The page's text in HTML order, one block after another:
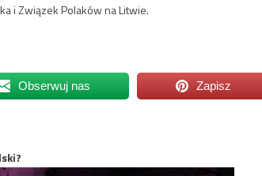
i Związek Polaków na Litwie.
Obserwuj nas Zapisz